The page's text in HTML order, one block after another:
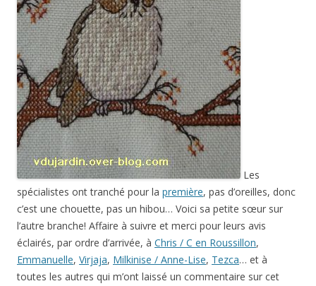
Les
spécialistes ont tranché pour la première, pas d’oreilles, donc
c’est une chouette, pas un hibou… Voici sa petite sœur sur
l’autre branche! Affaire à suivre et merci pour leurs avis
éclairés, par ordre d’arrivée, à Chris / C en Roussillon,
Emmanuelle, Virjaja, Milkinise / Anne-Lise, Tezca… et à
toutes les autres qui m’ont laissé un commentaire sur cet